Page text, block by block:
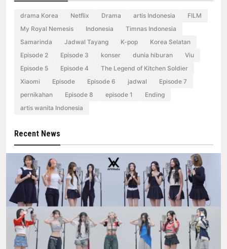
drama Korea Netflix Drama artis Indonesia
FILM
My Royal Nemesis
Indonesia
Timnas Indonesia
Samarinda
Jadwal Tayang K-pop
Korea Selatan
Episode 2
Episode 3 konser dunia hiburan
Viu
Episode 5
Episode 4
The Legend of Kitchen Soldier
Xiaomi
Episode Episode 6 jadwal
Episode 7
pernikahan
Episode 8 episode 1
Ending
artis wanita Indonesia
Recent News